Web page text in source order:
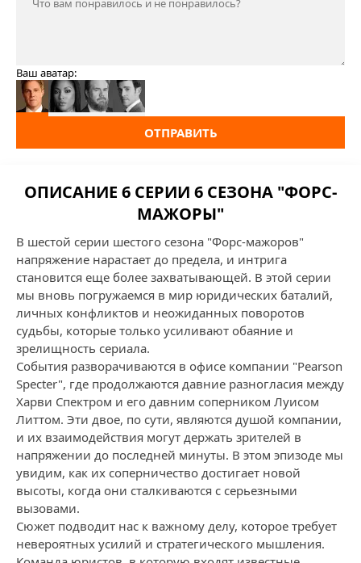
Ваш аватар:
ОТПРАВИТЬ
ОПИСАНИЕ 6 СЕРИИ 6 СЕЗОНА "ФОРС-
МАЖОРЫ"
В шестой серии шестого сезона "Форс-мажоров"
напряжение нарастает до предела, и интрига
становится еще более захватывающей. В этой серии
мы вновь погружаемся в мир юридических баталий,
личных конфликтов и неожиданных поворотов
судьбы, которые только усиливают обаяние и
зрелищность сериала.
События разворачиваются в офисе компании "Pearson
Specter", где продолжаются давние разногласия между
Харви Спектром и его давним соперником Луисом
Литтом. Эти двое, по сути, являются душой компании,
и их взаимодействия могут держать зрителей в
напряжении до последней минуты. В этом эпизоде мы
увидим, как их соперничество достигает новой
высоты, когда они сталкиваются с серьезными
вызовами.
Сюжет подводит нас к важному делу, которое требует
невероятных усилий и стратегического мышления.